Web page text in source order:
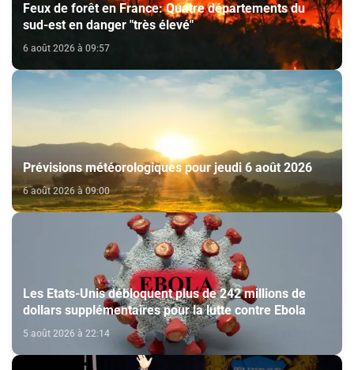
Feux de forêt en France: Quatre départements du
sud-est en danger "très élevé"
6 août 2026 à 09:57
Prévisions météorologiques pour jeudi 6 août 2026
6 août 2026 à 09:00
Les Etats-Unis débloquent plus de 242 millions de
dollars supplémentaires pour la lutte contre Ebola
5 août 2026 à 22:14